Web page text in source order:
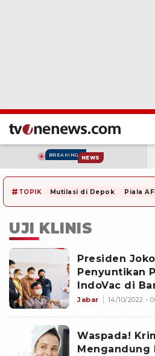
BREAKING NEWS
# TOPIK Mutilasi di Depok Piala
UJI KLINIS
Presiden
Penyuntikan
IndoVac di
Jabar 14/10/2022 -
Waspada!
Mengandung